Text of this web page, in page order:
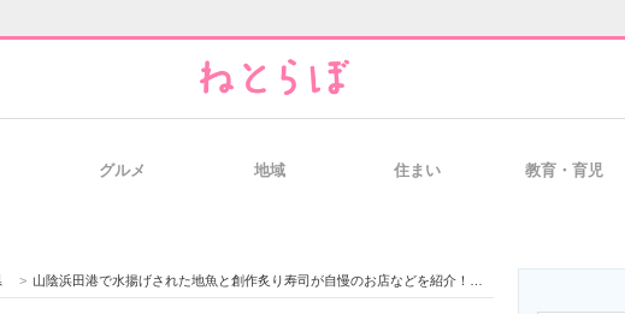
グルメ 地域 住まい 教育・育児
> 山陰浜田港で水揚げされた地魚と創作炙り寿司が自慢のお店などを紹介！ 島根県の「寿司」の名店10選！